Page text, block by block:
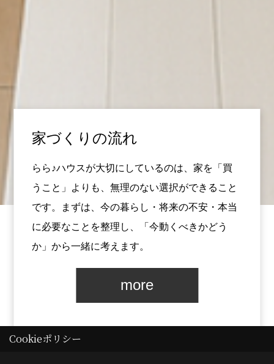
家づくりの流れ
らら♪ハウスが大切にしているのは、家を「買
うこと」よりも、無理のない選択ができること
です。まずは、今の暮らし・将来の不安・本当
に必要なことを整理し、「今動くべきかどう
か」から一緒に考えます。
more
Cookieポリシー